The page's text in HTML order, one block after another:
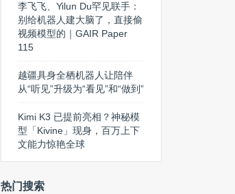
李飞飞、Yilun Du罕见联手：
别给机器人建大脑了，直接偷
视频模型的｜GAIR Paper
115
越疆具身全栖机器人让陪伴
从“听见”升级为“看见”和“做到”
Kimi K3 已提前亮相？神秘模
型「Kivine」现身，百万上下
文能力惊艳全球
热门搜索